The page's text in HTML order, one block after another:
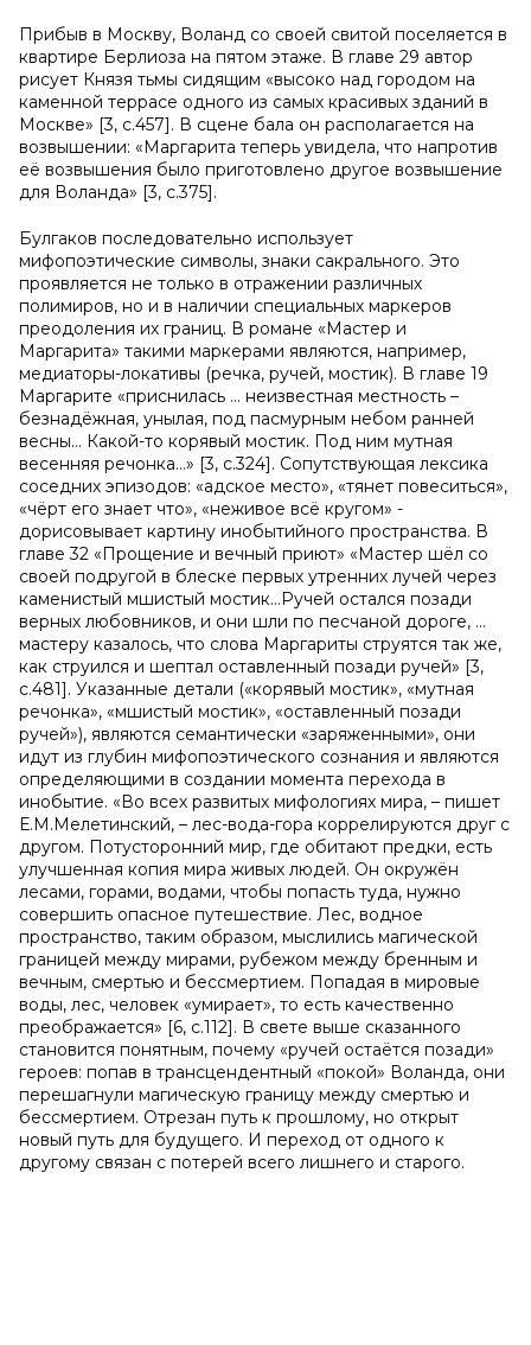
Прибыв в Москву, Воланд со своей свитой поселяется в
квартире Берлиоза на пятом этаже. В главе 29 автор
рисует Князя тьмы сидящим «высоко над городом на
каменной террасе одного из самых красивых зданий в
Москве» [3, с.457]. В сцене бала он располагается на
возвышении: «Маргарита теперь увидела, что напротив
её возвышения было приготовлено другое возвышение
для Воланда» [3, с.375].
Булгаков последовательно использует
мифопоэтические символы, знаки сакрального. Это
проявляется не только в отражении различных
полимиров, но и в наличии специальных маркеров
преодоления их границ. В романе «Мастер и
Маргарита» такими маркерами являются, например,
медиаторы-локативы (речка, ручей, мостик). В главе 19
Маргарите «приснилась … неизвестная местность –
безнадёжная, унылая, под пасмурным небом ранней
весны… Какой-то корявый мостик. Под ним мутная
весенняя речонка…» [3, с.324]. Сопутствующая лексика
соседних эпизодов: «адское место», «тянет повеситься»,
«чёрт его знает что», «неживое всё кругом» -
дорисовывает картину инобытийного пространства. В
главе 32 «Прощение и вечный приют» «Мастер шёл со
своей подругой в блеске первых утренних лучей через
каменистый мшистый мостик…Ручей остался позади
верных любовников, и они шли по песчаной дороге, …
мастеру казалось, что слова Маргариты струятся так же,
как струился и шептал оставленный позади ручей» [3,
с.481]. Указанные детали («корявый мостик», «мутная
речонка», «мшистый мостик», «оставленный позади
ручей»), являются семантически «заряженными», они
идут из глубин мифопоэтического сознания и являются
определяющими в создании момента перехода в
инобытие. «Во всех развитых мифологиях мира, – пишет
Е.М.Мелетинский, – лес-вода-гора коррелируются друг с
другом. Потусторонний мир, где обитают предки, есть
улучшенная копия мира живых людей. Он окружён
лесами, горами, водами, чтобы попасть туда, нужно
совершить опасное путешествие. Лес, водное
пространство, таким образом, мыслились магической
границей между мирами, рубежом между бренным и
вечным, смертью и бессмертием. Попадая в мировые
воды, лес, человек «умирает», то есть качественно
преображается» [6, с.112]. В свете выше сказанного
становится понятным, почему «ручей остаётся позади»
героев: попав в трансцендентный «покой» Воланда, они
перешагнули магическую границу между смертью и
бессмертием. Отрезан путь к прошлому, но открыт
новый путь для будущего. И переход от одного к
другому связан с потерей всего лишнего и старого.